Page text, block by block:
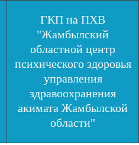
ГКП на ПХВ
"Жамбылский
областной центр
психического здоровья
управления
здравоохранения
акимата Жамбылской
области"